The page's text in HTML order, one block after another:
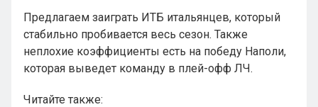
Предлагаем заиграть ИТБ итальянцев, который
стабильно пробивается весь сезон. Также
неплохие коэффициенты есть на победу Наполи,
которая выведет команду в плей-офф ЛЧ.
Читайте также: